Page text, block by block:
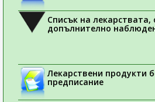
Списък на лекарствата,
допълнително
Лекарствени продукти
предписание